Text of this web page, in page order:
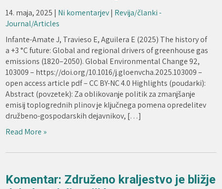
14. maja, 2025 | Ni komentarjev| Revija/članki -
Journal/Articles
Infante-Amate J, Travieso E, Aguilera E (2025) The history of
a +3 °C future: Global and regional drivers of greenhouse gas
emissions (1820–2050). Global Environmental Change 92,
103009 – https://doi.org/10.1016/j.gloenvcha.2025.103009 –
open access article pdf – CC BY-NC 4.0 Highlights (poudarki):
Abstract (povzetek): Za oblikovanje politik za zmanjšanje
emisij toplogrednih plinov je ključnega pomena opredelitev
družbeno-gospodarskih dejavnikov, […]
Read More »
Komentar: Združeno kraljestvo je bližje